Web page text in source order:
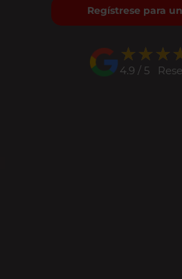
Regístrese para
4.9 / 5